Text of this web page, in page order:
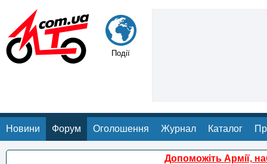
Події
Новини Форум Оголошення Журнал Каталог
Допоможіть Армії,